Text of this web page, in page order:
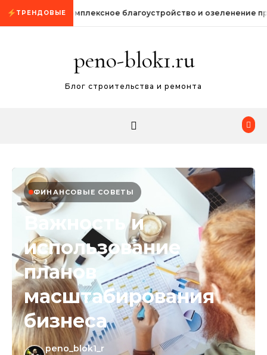
Промотать к содержимому
ТРЕНДОВЫЕКомплексное благоустройство и озеленение
peno-blok1.ru
Блог строительства и ремонта
ФИНАНСОВЫЕ СОВЕТЫ
Важность и
использование
планов
масштабирования
бизнеса
peno_blok1_r